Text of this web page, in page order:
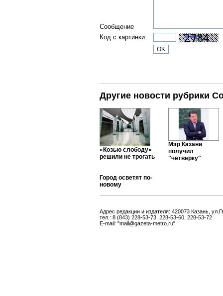
Сообщение
Код с картинки:
Другие новости рубрики
«Козью слободу»
решили не трогать
Мэр Казани
получил
"четверку"
Город осветят по-
новому
Адрес редакции и издателя: 420073 Казань,
тел.: 8 (843) 228-53-73, 228-53-60, 228-53-72
E-mail: "mail@gazeta-metro.ru"